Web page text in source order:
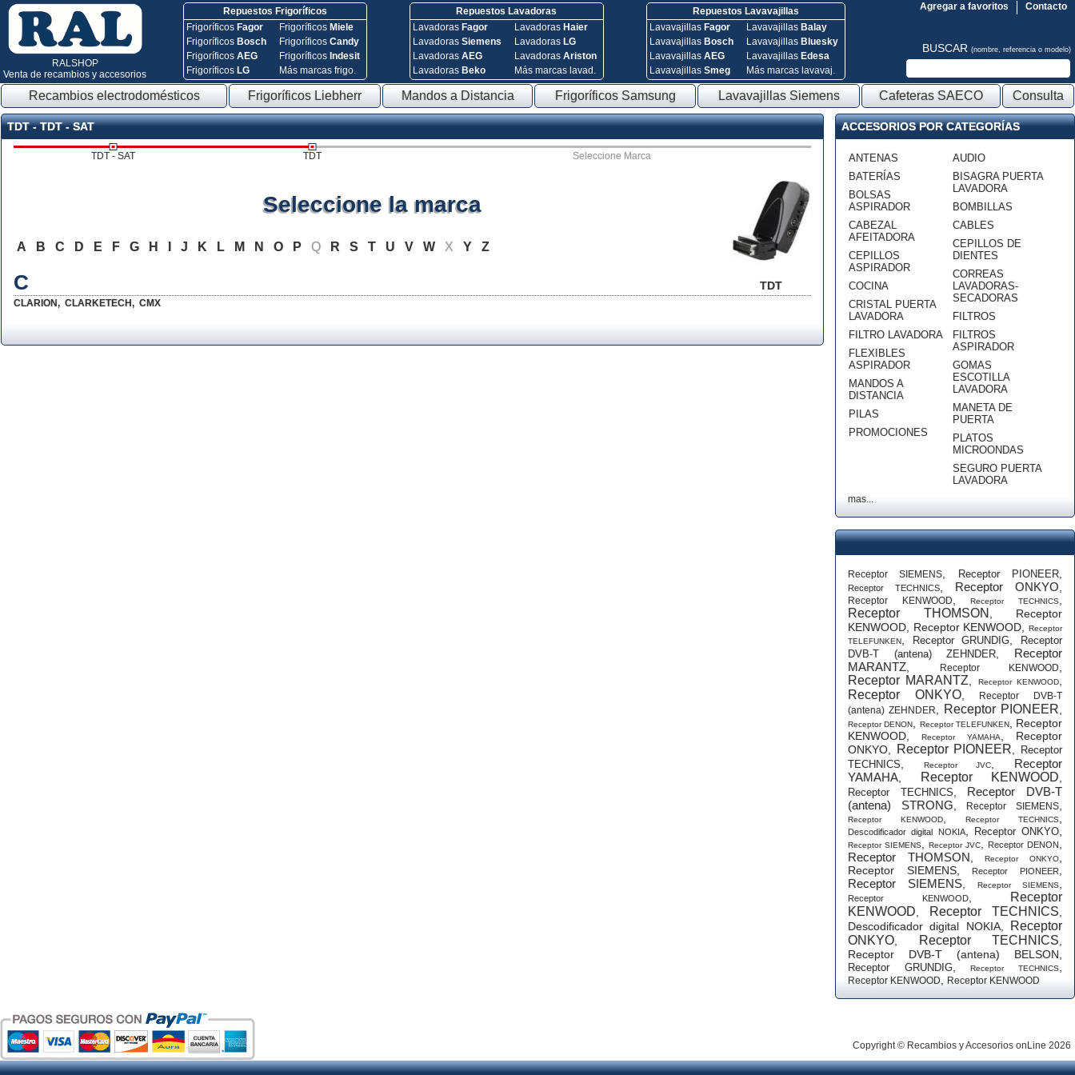
RALSHOP
Venta de recambios y accesorios
Repuestos Frigoríficos
Frigoríficos Fagor
Frigoríficos Bosch
FrigoríficosAEG
Frigoríficos LG
Frigoríficos Miele
FrigoríficosCandy
Frigoríficos Indesit
Más marcas frigo.
Repuestos Lavadoras
Lavadoras Fagor
Lavadoras Siemens
Lavadoras AEG
Lavadoras Beko
Lavadoras Haier
Lavadoras LG
Lavadoras Ariston
Más marcas lavad.
Repuestos Lavavajillas
Lavavajillas Fagor
Lavavajillas Bosch
Lavavajillas AEG
Lavavajillas Smeg
Lavavajillas Balay
Lavavajillas Bluesky
Lavavajillas Edesa
Más marcas lavavaj.
Contacto
Agregar a favoritos
BUSCAR (nombre, referencia o modelo)
Recambios electrodomésticos Frigoríficos Liebherr Mandos a Distancia Frigoríficos Samsung Lavavajillas Siemens Cafeteras SAECO Consulta
TDT - TDT - SAT
TDT - SAT TDT Seleccione Marca
TDT
Seleccione la marca
A B C D E F G H J K L M N O P Q R S T U V W X Y Z
C
CLARION, CLARKETECH , CMX
ACCESORIOS POR CATEGORÍAS
ANTENAS
BATERÍAS
BOLSAS
ASPIRADOR
CABEZAL
AFEITADORA
CEPILLOS
ASPIRADOR
COCINA
CRISTAL PUERTA
LAVADORA
FILTRO LAVADORA
FLEXIBLES
ASPIRADOR
MANDOS A
DISTANCIA
PILAS
PROMOCIONES
AUDIO
BISAGRA PUERTA
LAVADORA
BOMBILLAS
CABLES
CEPILLOS DE
DIENTES
CORREAS
LAVADORAS-
SECADORAS
FILTROS
FILTROS
ASPIRADOR
GOMAS
ESCOTILLA
LAVADORA
MANETA DE
PUERTA
PLATOS
MICROONDAS
SEGURO PUERTA
LAVADORA
mas...
Receptor SIEMENS Receptor PIONEER
Receptor TECHNICS Receptor ONKYO
Receptor KENWOOD,Receptor TECHNICS
Receptor THOMSON
Receptor
KENWOOD
Receptor KENWOOD ,Receptor
TELEFUNKEN
Receptor GRUNDIG
Receptor
DVB-T (antena) ZEHNDER
Receptor
MARANTZ
Receptor KENWOOD
Receptor MARANTZ Receptor KENWOOD
Receptor ONKYO,
Receptor DVB-T
(antena) ZEHNDER
Receptor PIONEER
Receptor DENON Receptor TELEFUNKEN, Receptor
KENWOOD ,Receptor YAMAHA, Receptor
ONKYO
Receptor PIONEER
Receptor
TECHNICS
Receptor JVC
Receptor
YAMAHA
Receptor KENWOOD
Receptor TECHNICS
Receptor DVB-T
(antena) STRONG
Receptor SIEMENS
Receptor KENWOOD,Receptor TECHNICS
Descodificador digital NOKIA, Receptor ONKYO
Receptor SIEMENS Receptor JVC Receptor DENON
Receptor THOMSON ,Receptor ONKYO
Receptor SIEMENS,Receptor PIONEER
Receptor SIEMENS Receptor SIEMENS
Receptor KENWOOD,
Receptor
KENWOOD
Receptor TECHNICS
Descodificador digital NOKIA,
Receptor
ONKYO
Receptor TECHNICS
Receptor DVB-T (antena) BELSON
Receptor GRUNDIG,Receptor TECHNICS
Receptor KENWOOD Receptor KENWOOD
Copyright © Recambios y Accesorios onLine 2026